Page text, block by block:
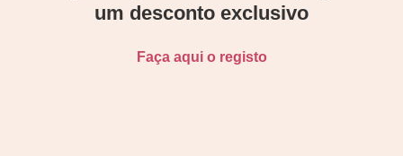
um desconto exclusivo
Faça aqui o registo